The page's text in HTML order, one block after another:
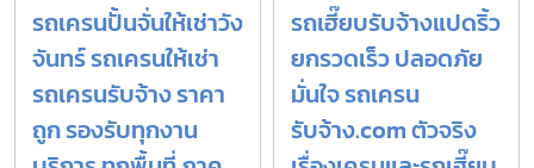
รถเครนปั้นจั่นให้เช่าวัง
จันทร์ รถเครนให้เช่า
รถเครนรับจ้าง ราคา
ถูก รองรับทุกงาน
รถเฮี๊ยบรับจ้างแปดริ้ว
ยกรวดเร็ว ปลอดภัย
มั่นใจ รถเครน
รับจ้าง.com ตัวจริง